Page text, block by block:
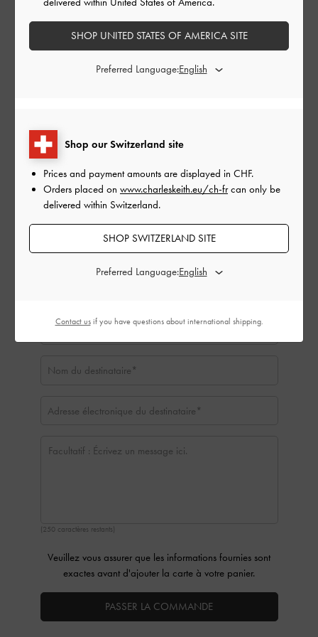
cadeaux.
Comment utiliser une carte-cadeau
CHF
CHF50
CHF250
CHF300
Date de livraison:
(250 caractères restants)
Veuillez vous assurer que les informations fournies sont
exactes avant d'ajouter la carte à votre panier.
PASSER LA COMMANDE
Shop our Switzerland site
Prices and payment amounts are displayed in CHF.
Orders placed on www.charleskeith.eu/ch-frcan only be
delivered within Switzerland.
SHOP SWITZERLAND SITE
Preferred Language:
SHOP UNITED STATES OF AMERICA SITE
Preferred Language:
Contact usif you have questions about international shipping.